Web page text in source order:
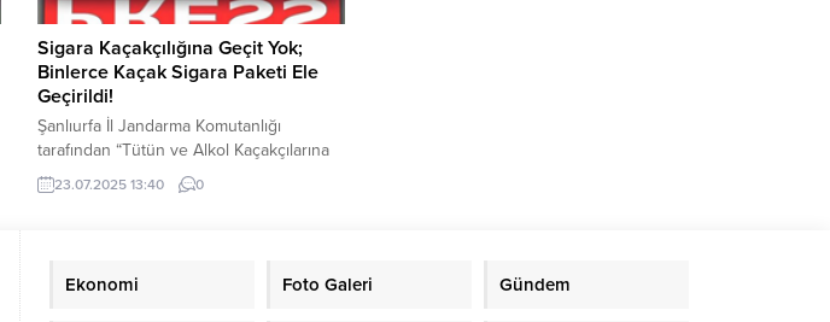
binlerce uyuşturucu...
Sigara Kaçakçılığına Geçit Yok;
Binlerce Kaçak Sigara Paketi Ele
Geçirildi!
Şanlıurfa İl Jandarma Komutanlığı
tarafından “Tütün ve Alkol Kaçakçılarına
Yönelik” , yapılan çalışmalar neticesinde
Viranşehir ve Haliliye İlçelerinde,
gerçekleştirilen “Şok Yol Araması”
23.07.2025 13:40 0
Ekonomi Foto Galeri Gündem